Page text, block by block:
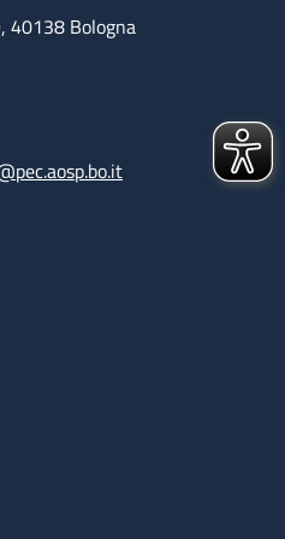
40138 Bologna